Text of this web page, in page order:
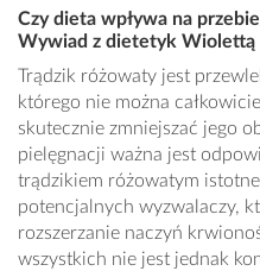
Czy dieta wpływa na
Wywiad z dietetyk Wiolettą
Trądzik różowaty jest
którego nie można
skutecznie zmniejszać jego
pielęgnacji ważna jest
trądzikiem różowatym
potencjalnych wyzwalaczy,
rozszerzanie naczyń
wszystkich nie jest jednak